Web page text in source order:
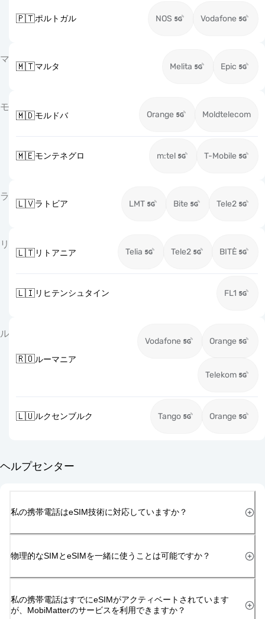
🇵🇹ポルトガル NOS Vodafone
マ
🇲🇹マルタ Melita Epic
モ
🇲🇩モルドバ Orange Moldtelecom
🇲🇪モンテネグロ m:tel T-Mobile
ラ
🇱🇻ラトビア LMT Bite Tele2
リ
🇱🇹リトアニア Telia Tele2 BITĖ
🇱🇮リヒテンシュタイン FL1
ル
🇷🇴ルーマニア
Vodafone Orange
Telekom
🇱🇺ルクセンブルク Tango Orange
ヘルプセンター
私の携帯電話はeSIM技術に対応していますか？
物理的なSIMとeSIMを一緒に使うことは可能ですか？
私の携帯電話はすでにeSIMがアクティベートされています
が、MobiMatterのサービスを利用できますか？